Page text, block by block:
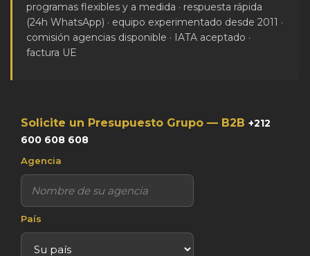
programas flexibles y a medida · respuesta rápida
(24h WhatsApp) · equipo experimentado desde 2011 ·
comisión agencias disponible · IATA aceptado ·
factura UE
Solicite un Presupuesto Grupo — B2B +212
600 608 608
Agencia
País